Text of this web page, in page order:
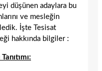
düşünen adaylara bu
ve mesleğin
İşte Tesisat
hakkında bilgiler :